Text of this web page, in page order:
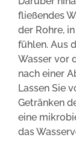
fließendes
der Rohre,
fühlen. Aus
Wasser vor
nach einer
Lassen Sie
Getränken
eine
das